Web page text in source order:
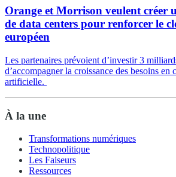
Orange et Morrison veulent créer
de data centers pour renforcer le
européen
Les partenaires prévoient d’investir 3
d’accompagner la croissance des besoins
artificielle.
À la une
Transformations numériques
Technopolitique
Les Faiseurs
Ressources